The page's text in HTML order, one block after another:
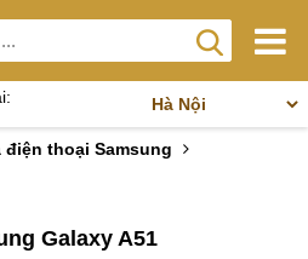
điện thoại Samsung
Galaxy A51